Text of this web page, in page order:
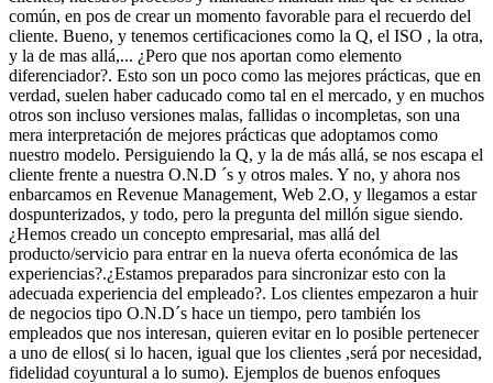
común, en pos de crear un momento favorable para el recuerdo del
cliente. Bueno, y tenemos certificaciones como la Q, el ISO , la otra,
y la de mas allá,... ¿Pero que nos aportan como elemento
diferenciador?. Esto son un poco como las mejores prácticas, que en
verdad, suelen haber caducado como tal en el mercado, y en muchos
otros son incluso versiones malas, fallidas o incompletas, son una
mera interpretación de mejores prácticas que adoptamos como
nuestro modelo. Persiguiendo la Q, y la de más allá, se nos escapa el
cliente frente a nuestra O.N.D ´s y otros males. Y no, y ahora nos
enbarcamos en Revenue Management, Web 2.O, y llegamos a estar
dospunterizados, y todo, pero la pregunta del millón sigue siendo.
¿Hemos creado un concepto empresarial, mas allá del
producto/servicio para entrar en la nueva oferta económica de las
experiencias?.¿Estamos preparados para sincronizar esto con la
adecuada experiencia del empleado?. Los clientes empezaron a huir
de negocios tipo O.N.D´s hace un tiempo, pero también los
empleados que nos interesan, quieren evitar en lo posible pertenecer
a uno de ellos( si lo hacen, igual que los clientes ,será por necesidad,
fidelidad coyuntural a lo sumo). Ejemplos de buenos enfoques